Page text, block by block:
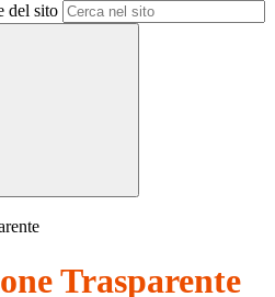
del sito
Trasparente